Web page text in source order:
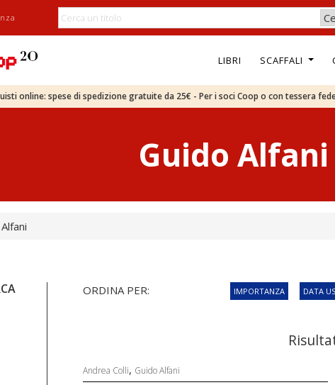
LIBRI SCAFFALI
online: spese di spedizione gratuite da 25€ - Per i soci Coop o con tessera
Guido Alfani
ORDINA PER: IMPORTANZA DATA
Andrea Colli, Guido Alfani